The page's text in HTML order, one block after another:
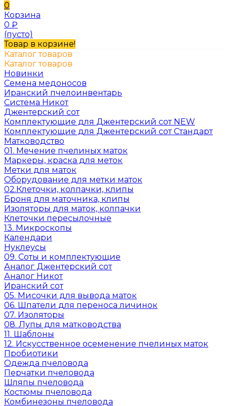
0
Корзина
0 ₽
(пусто)
Товар в корзине!
Каталог товаров
Каталог товаров
Новинки
Семена медоносов
Иранский пчелоинвентарь
Система Никот
Джентерский сот
Комплектующие для Джентерский сот NEW
Комплектующие для Джентерский сот Стандарт
Матководство
01. Мечение пчелиных маток
Маркеры, краска для меток
Метки для маток
Оборудование для метки маток
02.Клеточки, колпачки, клипы
Броня для маточника, клипы
Изоляторы для маток, колпачки
Клеточки пересылочные
13. Микроскопы
Календари
Нуклеусы
09. Соты и комплектующие
Аналог Джентерский сот
Аналог Никот
Иранский сот
05. Мисочки для вывода маток
06. Шпатели для переноса личинок
07. Изоляторы
08. Лупы для матководства
11. Шаблоны
12. Искусственное осеменение пчелиных маток
Пробиотики
Одежда пчеловода
Перчатки пчеловода
Шляпы пчеловода
Костюмы пчеловода
Комбинезоны пчеловода